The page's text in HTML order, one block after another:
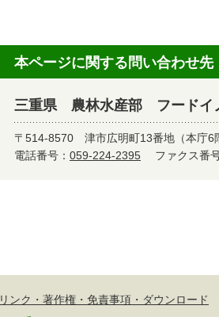
本ページに関する問い合わせ先
三重県 農林水産部 フードイ
〒514-8570 津市広明町13番地（本庁6
電話番号： 059-224-2395 ファクス番
リンク・著作権・免責事項・ダウンロード